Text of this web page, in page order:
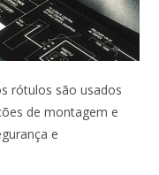
rótulos são usados
de montagem e
e